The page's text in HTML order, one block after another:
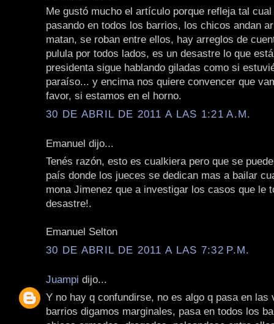
Me gustó mucho el artículo porque refleja tal
pasando en todos los barrios, los chicos andan
matan, se roban entre ellos, hay arreglos de
pulula por todos lados, es un desastre lo que
presidenta sigue hablando giladas como si
paraíso... y encima nos quiere convencer que
favor, si estamos en el horno.
30 DE ABRIL DE 2011 A LAS 1:21 A.M.
Emanuel dijo...
Tenés razón, esto es cualkiera pero que se
país donde los jueces se dedican mas a bailar
mona Jimenez que a investigar los casos que le
desastre!.
Emanuel Selton
30 DE ABRIL DE 2011 A LAS 7:32 P.M.
Juampi dijo...
Y no hay q confundirse, no es algo q pasa en las
barrios digamos marginales, pasa en todos los